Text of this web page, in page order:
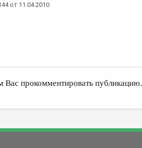
от 11.04.2010
Вас прокомментировать публикацию.